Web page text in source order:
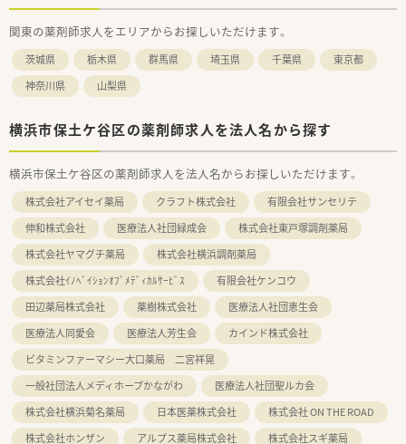
関東の薬剤師求人をエリアからお探しいただけます。
茨城県 栃木県 群馬県 埼玉県 千葉県
東京都
神奈川県
山梨県
横浜市保土ケ谷区の薬剤師求人を法人名から探す
横浜市保土ケ谷区の薬剤師求人を法人名からお探しいただけます。
株式会社アイセイ薬局 クラフト株式会社
有限会社サンセリテ
伸和株式会社
医療法人社団緑成会
株式会社東戸塚調剤薬局
株式会社ヤマグチ薬局
株式会社横浜調剤薬局
株式会社ｲﾉﾍﾞｲｼｮﾝｵﾌﾞﾒﾃﾞｨｶﾙｻｰﾋﾞｽ
有限会社ケンコウ
田辺薬局株式会社
薬樹株式会社
医療法人社団恵生会
医療法人同愛会
医療法人芳生会
カインド株式会社
ビタミンファーマシー大口薬局 二宮祥晃
一般社団法人メディホープかながわ
医療法人社団聖ルカ会
株式会社横浜菊名薬局
日本医薬株式会社
株式会社 ON THE ROAD
株式会社ホンザン
アルプス薬局株式会社
株式会社スギ薬局